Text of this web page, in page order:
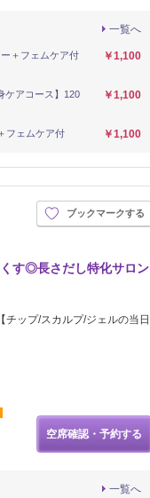
一覧へ
＋フェムケア付
￥1,100
ケアコース】120
￥1,100
フェムケア付 ￥1,100
ブックマークする
す◎長さだし特化サロン
プ/スカルプ/ジェルの当日
空席確認・予約する
一覧へ